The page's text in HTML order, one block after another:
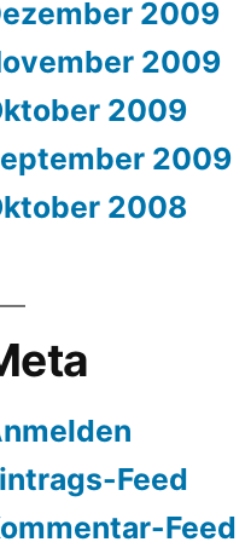
2009
2009
2009
2009
2008
Feed
Feed